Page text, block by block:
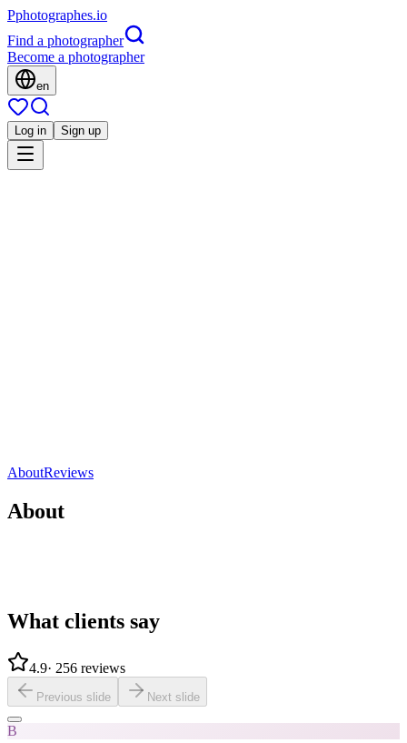
Pphotographes.io
Find a photographer
Become a photographer
en
Log in Sign up
Share
AboutReviews
About
What clients say
4.9· 256 reviews
Previous slide Next slide
B